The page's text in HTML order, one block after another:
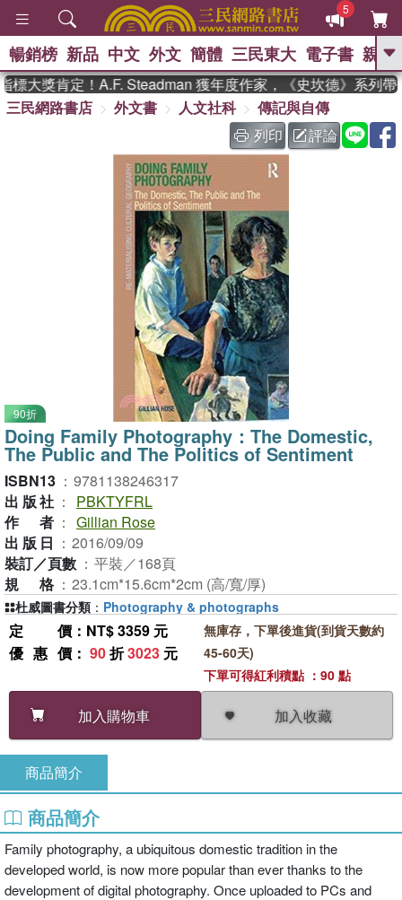
5
GO
熱搜： 東野圭吾 、 高希均教授回憶錄
The Odyssey 、 父親節 、 如果歷
史是一群喵 、 暑期推薦 、 國際布克
獎 臺灣漫遊錄
、 方念華
登輝時代
數學女孩：黎曼猜想
偉大的迷走神經
暢銷榜 新品 中文 外文 簡體 三民東大 電子書 親子
大獎肯定！A.F. Steadman 獲年度作家，《史坎德》系列帶
三民網路書店
外文書 人文社科
傳記與自傳
列印
評論
90折
Doing Family Photography：The Domestic,
The Public and The Politics of Sentiment
ISBN13 ： 9781138246317
出版社 ：
PBKTYFRL
作者 ： Gillian Rose
出版日 ： 2016/09/09
裝訂／頁數 ： 平裝／168頁
規格 ： 23.1cm*15.6cm*2cm (高/寬/厚)
定價 ：NT$ 3359 元
優惠價 ： 90折3023 元
加入購物車 加入收藏
無庫存，下單後進貨(到貨天數約
45-60天)
下單可得紅利積點 ：90 點
杜威圖書分類 ： Photography & photographs
商品簡介
商品簡介
Family photography, a ubiquitous domestic tradition in the
developed world, is now more popular than ever thanks to the
development of digital photography. Once uploaded to PCs and